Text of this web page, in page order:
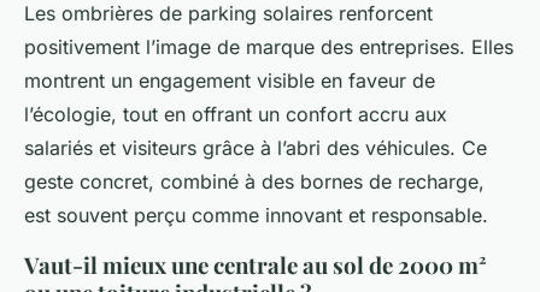
Les ombrières de parking solaires renforcent
positivement l’image de marque des entreprises. Elles
montrent un engagement visible en faveur de
l’écologie, tout en offrant un confort accru aux
salariés et visiteurs grâce à l’abri des véhicules. Ce
geste concret, combiné à des bornes de recharge,
est souvent perçu comme innovant et responsable.
Vaut-il mieux une centrale au sol de 2000 m²